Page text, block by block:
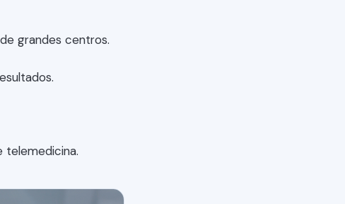
grandes centros.
telemedicina.